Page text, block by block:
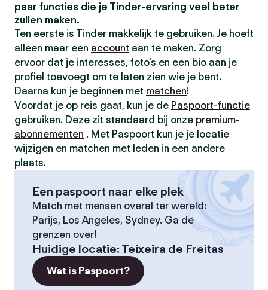
paar functies die je Tinder-ervaring veel beter
zullen maken.
Ten eerste is Tinder makkelijk te gebruiken. Je hoeft
alleen maar een account aan te maken. Zorg
ervoor dat je interesses, foto's en een bio aan je
profiel toevoegt om te laten zien wie je bent.
Daarna kun je beginnen met matchen!
Voordat je op reis gaat, kun je de Paspoort-functie
gebruiken. Deze zit standaard bij onze premium-
abonnementen . Met Paspoort kun je je locatie
wijzigen en matchen met leden in een andere
plaats.
Een paspoort naar elke plek
Match met mensen overal ter wereld:
Parijs, Los Angeles, Sydney. Ga de
grenzen over!
Huidige locatie: Teixeira de Freitas
Wat is Paspoort?